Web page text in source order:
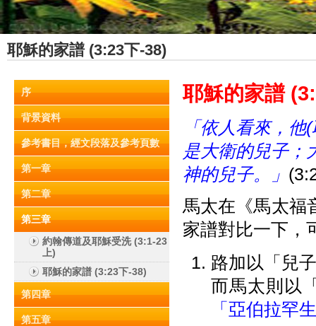
耶穌的家譜 (3:23下-38)
序
背景資料
參考書目，經文段落及參考頁數
第一章
第二章
第三章
約翰傳道及耶穌受洗 (3:1-23
上)
耶穌的家譜 (3:23下-38)
第四章
第五章
耶穌的家譜
「依人看來，
是大衛的兒子；
神的兒子。」
馬太在《馬太福
家譜對比一下，
路加以「兒
而馬太則以
「亞伯拉罕